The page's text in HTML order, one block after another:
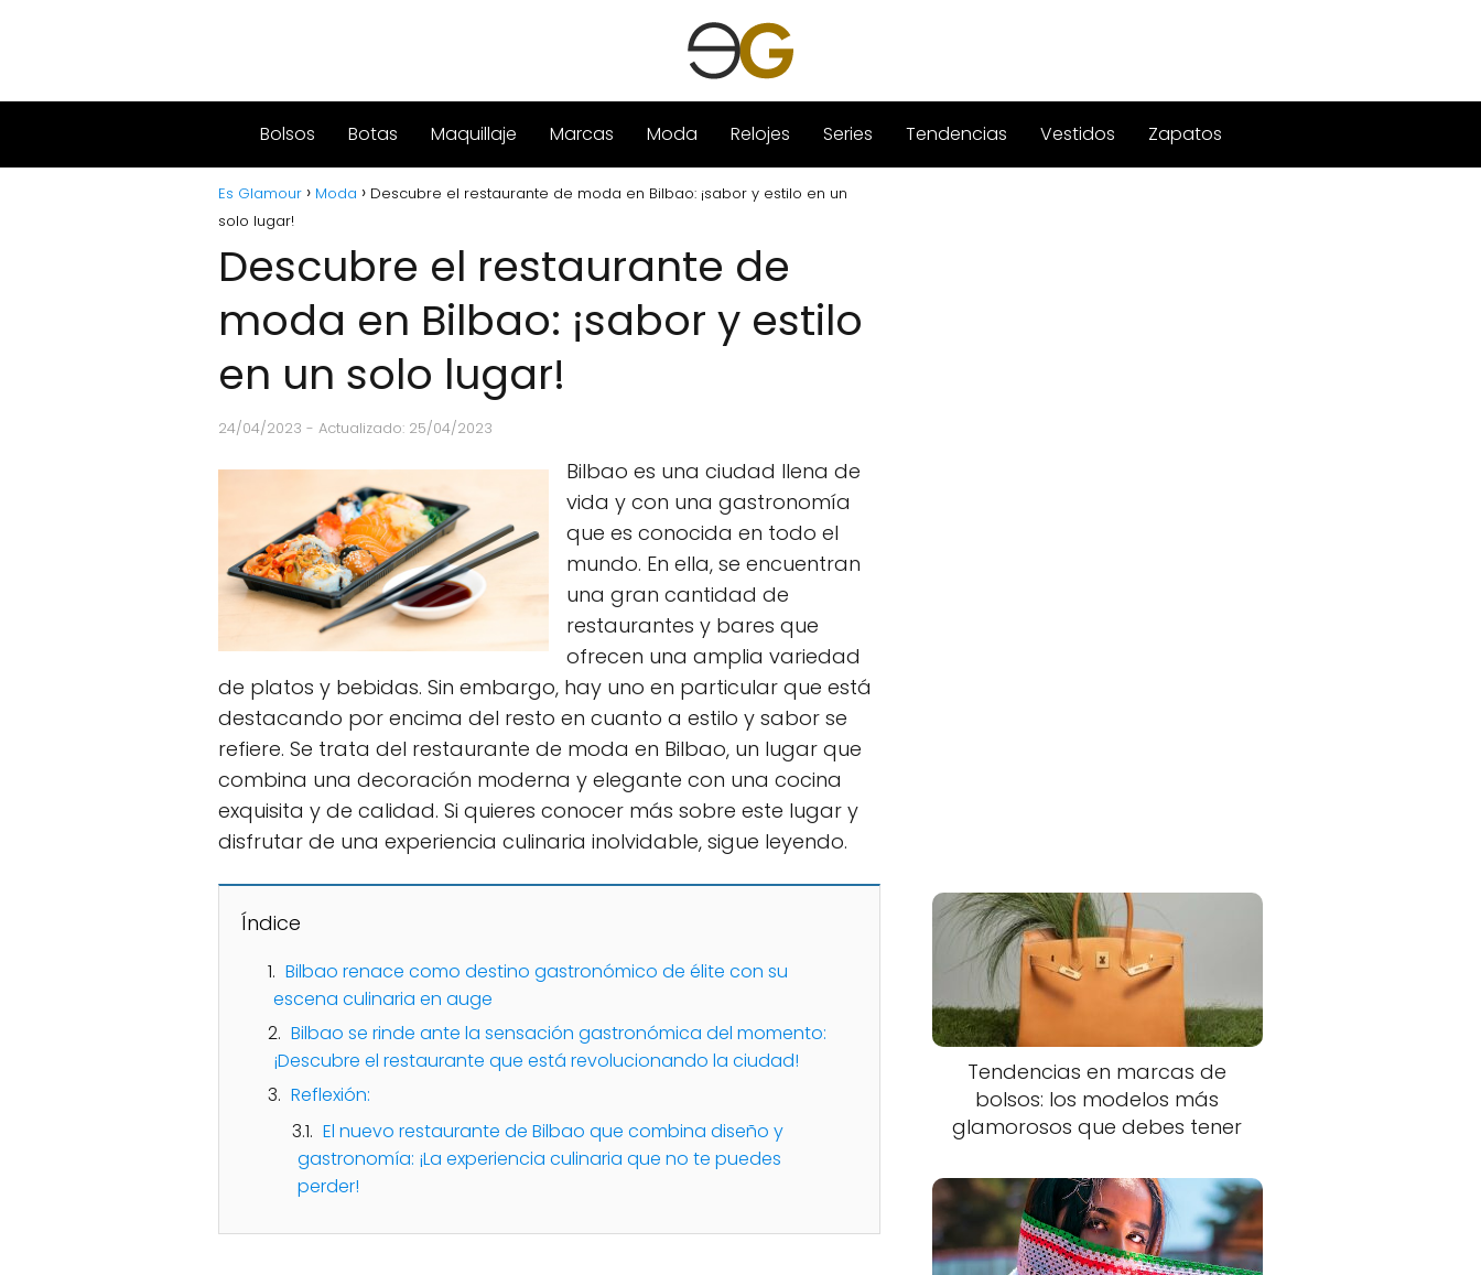
Bolsos Botas Maquillaje Marcas Moda Relojes Series Tendencias Vestidos Zapatos
Es Glamour Moda
Descubre el restaurante de moda en Bilbao: ¡sabor y estilo en un
solo lugar!
Descubre el restaurante de
moda en Bilbao: ¡sabor y estilo
en un solo lugar!
24/04/2023 - Actualizado: 25/04/2023
Bilbao es una ciudad llena de
vida y con una gastronomía
que es conocida en todo el
mundo. En ella, se encuentran
una gran cantidad de
restaurantes y bares que
ofrecen una amplia variedad
de platos y bebidas. Sin embargo, hay uno en particular que está
destacando por encima del resto en cuanto a estilo y sabor se
refiere. Se trata del restaurante de moda en Bilbao, un lugar que
combina una decoración moderna y elegante con una cocina
exquisita y de calidad. Si quieres conocer más sobre este lugar y
disfrutar de una experiencia culinaria inolvidable, sigue leyendo.
Índice
Bilbao renace como destino gastronómico de élite con su
escena culinaria en auge
Bilbao se rinde ante la sensación gastronómica del momento:
¡Descubre el restaurante que está revolucionando la ciudad!
Reflexión:
El nuevo restaurante de Bilbao que combina diseño y
gastronomía: ¡La experiencia culinaria que no te puedes
perder!
Tendencias en marcas de
bolsos: los modelos más
glamorosos que debes tener